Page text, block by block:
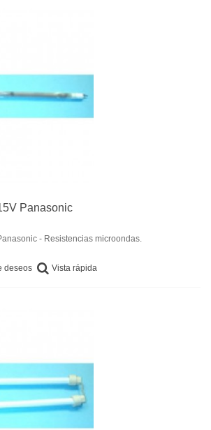
Panasonic
- Resistencias microondas.
deseos Vista rápida